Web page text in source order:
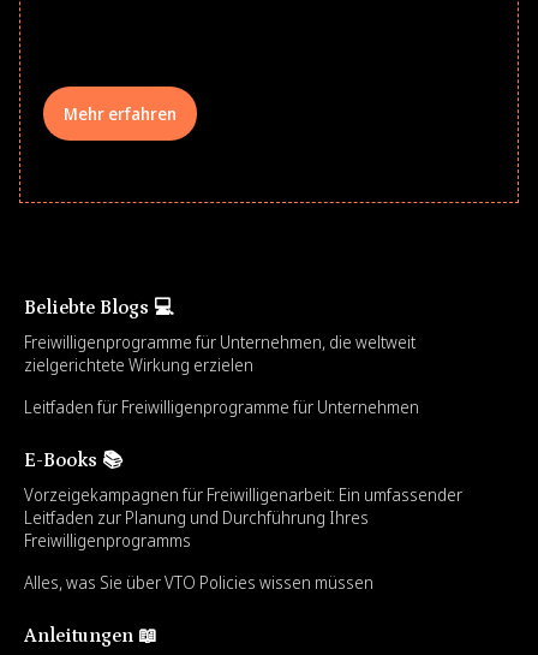
Mehr erfahren
Beliebte Blogs 💻
Freiwilligenprogramme für Unternehmen, die weltweit
zielgerichtete Wirkung erzielen
Leitfaden für Freiwilligenprogramme für Unternehmen
E-Books 📚
Vorzeigekampagnen für Freiwilligenarbeit: Ein umfassender
Leitfaden zur Planung und Durchführung Ihres
Freiwilligenprogramms
Alles, was Sie über VTO Policies wissen müssen
Anleitungen 📖